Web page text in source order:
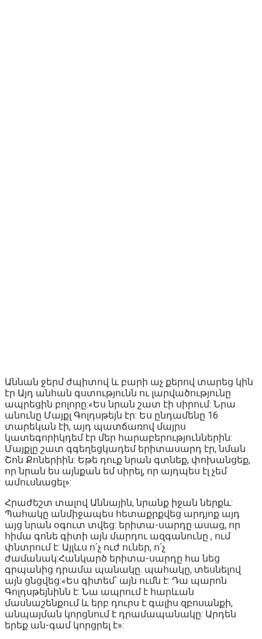
Աննան ջերմ ժպիտով և բարի աչ քերով տարեց կին
էր Այդ անհան գստությունն ու լարվածությունը
ապրեցին բոլորը:«Ես նրան շատ էի սիրում: Նրա
անունը Մայքլ Գոլդսթեյն էր: Ես ընդամենը 16
տարեկան էի, այդ պատճառով մայրս
կատեգորիկդեմ էր մեր հարաբերություններին:
Մայքլը շատ գգեղեցկադեմ երիտասարդ էր, նման
Շոն Քոներիին: Եթե դուք նրան գտնեք, փոխանցեք,
որ նրան ես այնքան եմ սիրել, որ այդպես էլ չեմ
ամուսնացել»:
Հրաժեշտ տալով Աննային, նրանք իջան ներքև:
Պահակը անմիջապես հետաքրքվեց արդյոք այդ
այց նրան օգուտ տվեց: երիտա-սարդը ասաց, որ
հիմա գոնե գիտի այն մարդու ազգանունը , ում
փնտրում է: Այլևս ո՛չ ուժ ուներ, ո՛չ
ժամանակ:Հանկարծ երիտա-սարդը հա նեց
գրպանից դրամա պանակը. պահակը, տեսնելով
այն ցնցվեց:«Ես գիտեմ՝ այն ումն է: Դա պարոն
Գոլդսթեյնինն է: Նա ապրում է հարևան
մասնաշենքում և երբ դուրս է գալիս զբոսանքի,
անպայման կորցնում է դրամապանակը: Արդեն
երեք ան-գամ կորցրել է»: